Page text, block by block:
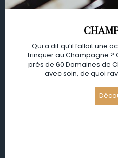
Qui a dit qu’il fallait une
trinquer au Champagne ?
près de 60 Domaines de
avec soin, de quoi